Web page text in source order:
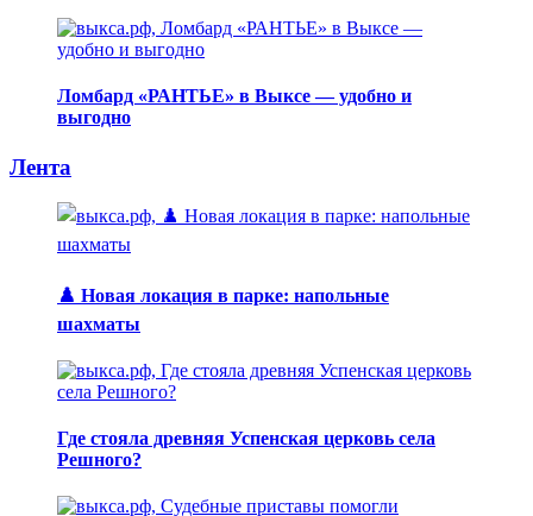
Ломбард «РАНТЬЕ» в Выксе — удобно и
выгодно
Лента
♟️ Новая локация в парке: напольные
шахматы
Где стояла древняя Успенская церковь села
Решного?